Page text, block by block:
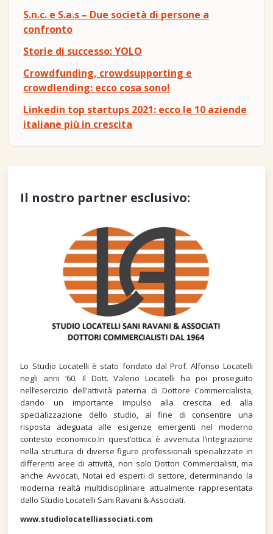
S.n.c. e S.a.s – Due società di persone a
confronto
Storie di successo: YOLO
Crowdfunding, crowdsupporting e
crowdlending: ecco cosa sono!
Linkedin top startups 2021: ecco le 10 aziende
italiane più in crescita
Il nostro partner esclusivo:
Lo Studio Locatelli è stato fondato dal Prof. Alfonso Locatelli
negli anni ‘60. Il Dott. Valerio Locatelli ha poi proseguito
nell’esercizio dell’attività paterna di Dottore Commercialista,
dando un importante impulso alla crescita ed alla
specializzazione dello studio, al fine di consentire una
risposta adeguata alle esigenze emergenti nel moderno
contesto economico.In quest’ottica è avvenuta l’integrazione
nella struttura di diverse figure professionali specializzate in
differenti aree di attività, non solo Dottori Commercialisti, ma
anche Avvocati, Notai ed esperti di settore, determinando la
moderna realtà multidisciplinare attualmente rappresentata
dallo Studio Locatelli Sani Ravani & Associati.
www.studiolocatelliassociati.com